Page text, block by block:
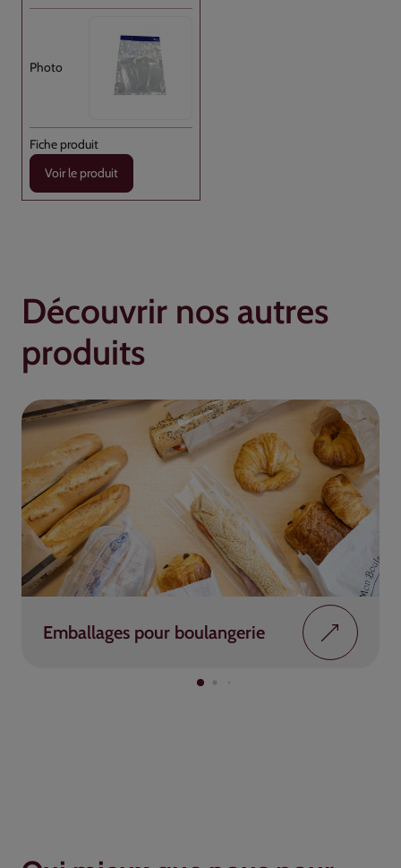
Voir le produit
Découvrir nos autres
produits
Emballages pour boulangerie